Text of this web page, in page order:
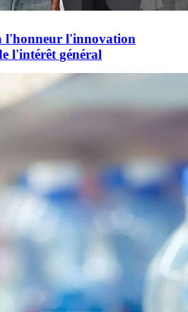
l'honneur l'innovation
l'intérêt général